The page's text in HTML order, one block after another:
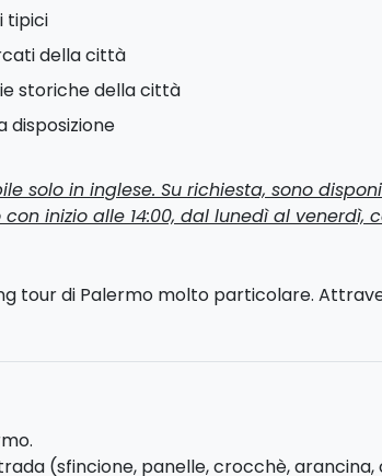
tipici
della città
storiche della città
disposizione
solo in inglese. Su richiesta, sono
inizio alle 14:00, dal lunedì al venerdì,
tour di Palermo molto particolare.
food della città.
è considerata una delle
gastronomica, ma anche un
(sfincione, panelle, crocchè, arancina,